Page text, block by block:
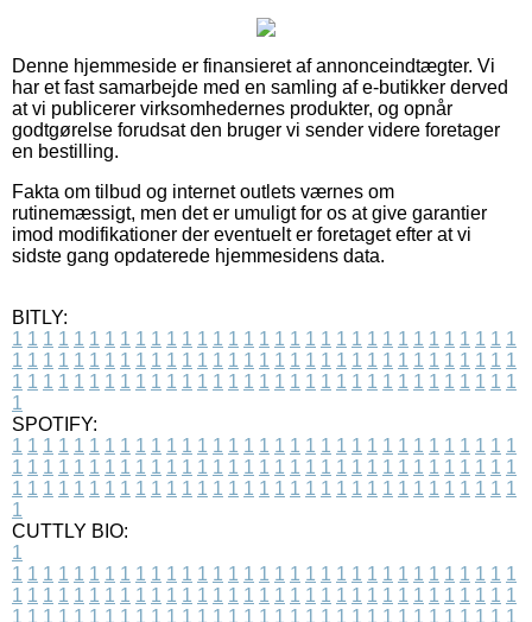
Denne hjemmeside er finansieret af annonceindtægter. Vi
har et fast samarbejde med en samling af e-butikker derved
at vi publicerer virksomhedernes produkter, og opnår
godtgørelse forudsat den bruger vi sender videre foretager
en bestilling.
Fakta om tilbud og internet outlets værnes om
rutinemæssigt, men det er umuligt for os at give garantier
imod modifikationer der eventuelt er foretaget efter at vi
sidste gang opdaterede hjemmesidens data.
BITLY:
1 1 1 1 1 1 1 1 1 1 1 1 1 1 1 1 1 1 1 1 1 1 1 1 1 1 1 1 1 1 1 1 1
1 1 1 1 1 1 1 1 1 1 1 1 1 1 1 1 1 1 1 1 1 1 1 1 1 1 1 1 1 1 1 1 1
1 1 1 1 1 1 1 1 1 1 1 1 1 1 1 1 1 1 1 1 1 1 1 1 1 1 1 1 1 1 1 1 1
1
SPOTIFY:
1 1 1 1 1 1 1 1 1 1 1 1 1 1 1 1 1 1 1 1 1 1 1 1 1 1 1 1 1 1 1 1 1
1 1 1 1 1 1 1 1 1 1 1 1 1 1 1 1 1 1 1 1 1 1 1 1 1 1 1 1 1 1 1 1 1
1 1 1 1 1 1 1 1 1 1 1 1 1 1 1 1 1 1 1 1 1 1 1 1 1 1 1 1 1 1 1 1 1
1
CUTTLY BIO:
1
1 1 1 1 1 1 1 1 1 1 1 1 1 1 1 1 1 1 1 1 1 1 1 1 1 1 1 1 1 1 1 1 1
1 1 1 1 1 1 1 1 1 1 1 1 1 1 1 1 1 1 1 1 1 1 1 1 1 1 1 1 1 1 1 1 1
1 1 1 1 1 1 1 1 1 1 1 1 1 1 1 1 1 1 1 1 1 1 1 1 1 1 1 1 1 1 1 1 1